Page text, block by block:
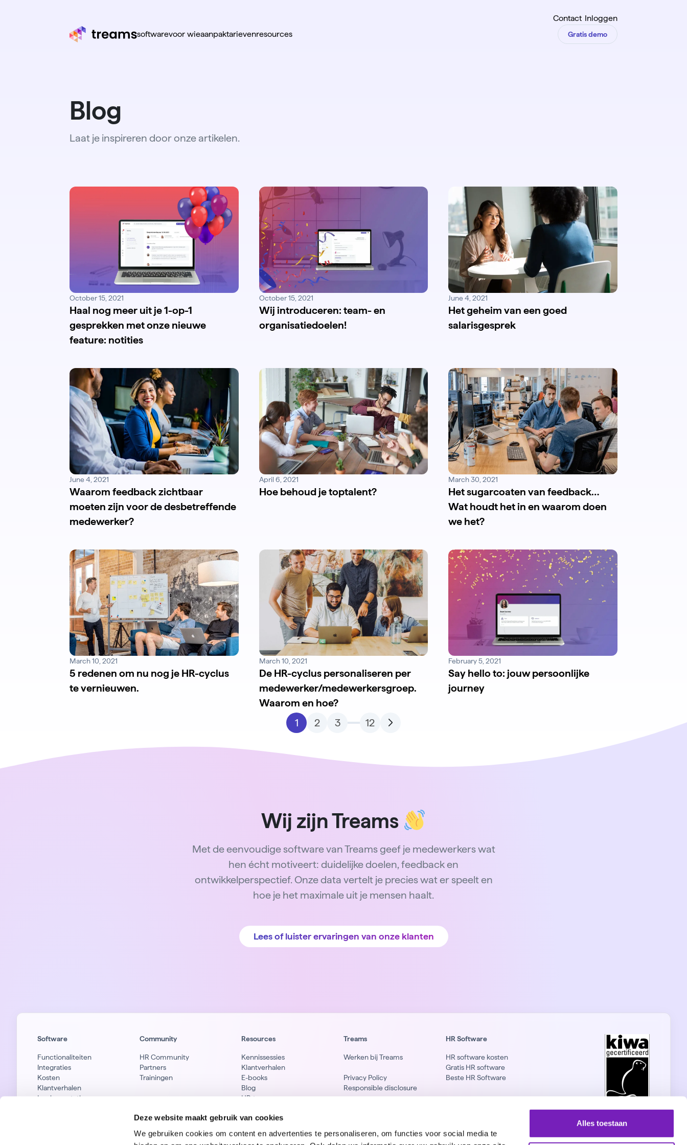
Deze website maakt gebruik van cookies
We gebruiken cookies om content en advertenties te personaliseren, om functies voor social media te
Alles toestaan
Contact Inloggen
softwarevoor wieaanpaktarievenresources Gratis demo
Blog
Laat je inspireren door onze artikelen.
October 15, 2021
Haal nog meer uit je 1-op-1
gesprekken met onze nieuwe
feature: notities
October 15, 2021
Wij introduceren: team- en
organisatiedoelen!
June 4, 2021
Het geheim van een goed
salarisgesprek
June 4, 2021
Waarom feedback zichtbaar
moeten zijn voor de desbetreffende
medewerker?
April 6, 2021
Hoe behoud je toptalent?
March 30, 2021
Het sugarcoaten van feedback…
Wat houdt het in en waarom doen
we het?
March 10, 2021
5 redenen om nu nog je HR-cyclus
te vernieuwen.
March 10, 2021
De HR-cyclus personaliseren per
medewerker/medewerkersgroep.
Waarom en hoe?
February 5, 2021
Say hello to: jouw persoonlijke
journey
1 2 3 12
Wij zijn Treams
Met de eenvoudige software van Treams geef je medewerkers wat
hen écht motiveert: duidelijke doelen, feedback en
ontwikkelperspectief. Onze data vertelt je precies wat er speelt en
hoe je het maximale uit je mensen haalt.
Lees of luister ervaringen van onze klanten
Software
Functionaliteiten
Integraties
Kosten
Klantverhalen
Implementatie
Community
HR Community
Partners
Trainingen
Resources
Kennissessies
Klantverhalen
E-books
Blog
HR-termen
Treams
Werken bij Treams
Privacy Policy
Responsible disclosure
HR Software
HR software kosten
Gratis HR software
Beste HR Software